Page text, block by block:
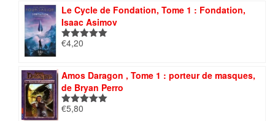
Le Cycle de Fondation, Tome 1 : Fondation,
Isaac Asimov
Note5.00
€4,20
Amos Daragon , Tome 1 : porteur de masques,
de Bryan Perro
Note5.00
€5,80